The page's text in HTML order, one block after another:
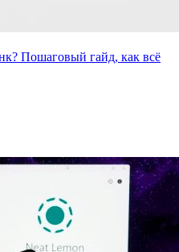
Пошаговый гайд, как всё